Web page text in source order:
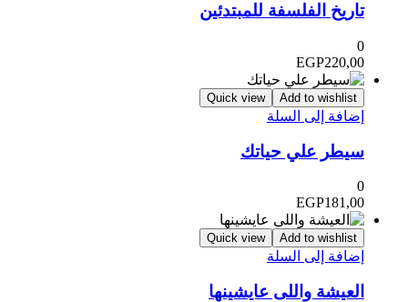
تاريخ الفلسفة للمبتدئين
0
EGP220,00
Add to wishlist
Quick view
إضافة إلى السلة
سيطر علي حياتك
0
EGP181,00
Add to wishlist
Quick view
إضافة إلى السلة
العيشة واللى عايشينها